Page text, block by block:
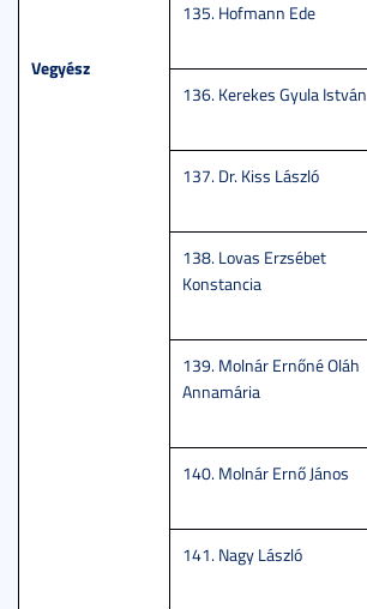
Vegyész
135. Hofmann Ede
136. Kerekes Gyula István
137. Dr. Kiss László
138. Lovas Erzsébet
Konstancia
139. Molnár Ernőné Oláh
Annamária
140. Molnár Ernő János
141. Nagy László